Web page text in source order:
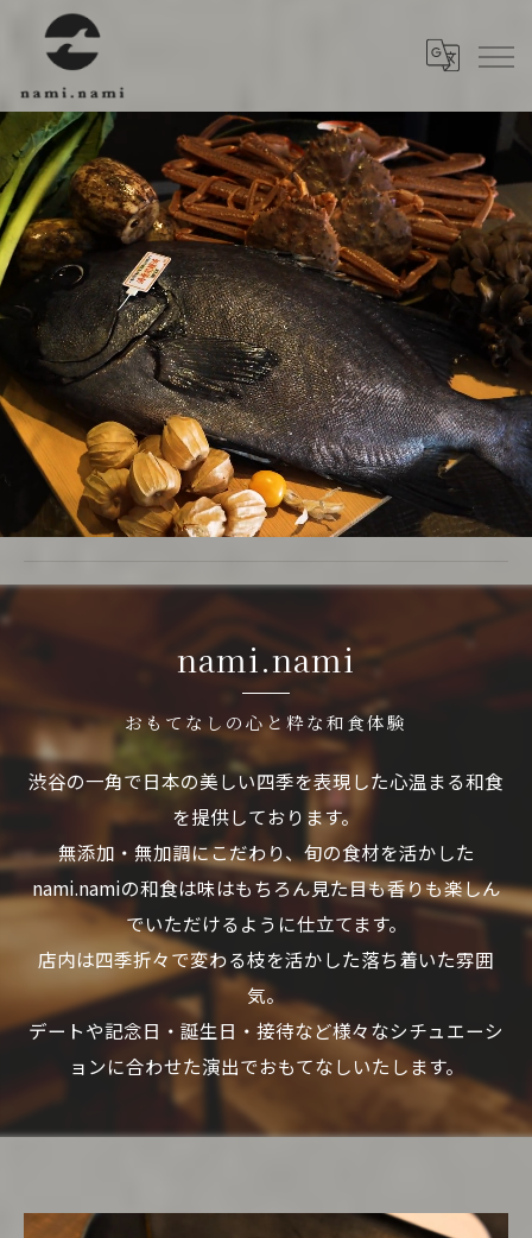
おもてなしの心と粋な和食体験
nami.nami
渋谷の一角で日本の美しい四季を表現した心温まる和食
を提供しております。
無添加・無加調にこだわり、旬の食材を活かした
nami.namiの和食は味はもちろん見た目も香りも楽しん
でいただけるように仕立てます。
店内は四季折々で変わる枝を活かした落ち着いた雰囲
気。
デートや記念日・誕生日・接待など様々なシチュエーシ
ョンに合わせた演出でおもてなしいたします。